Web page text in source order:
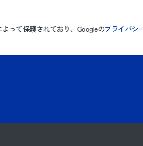
って保護されており、Googleのプライバシ